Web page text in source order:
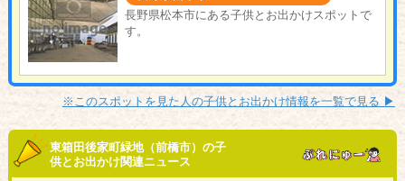
長野県松本市にある子供とお出かけスポットで
す。
※このスポットを見た人の子供とお出かけ情報を一覧で見る ▶︎
東箱田後家町緑地（前橋市）の子
供とお出かけ関連ニュース